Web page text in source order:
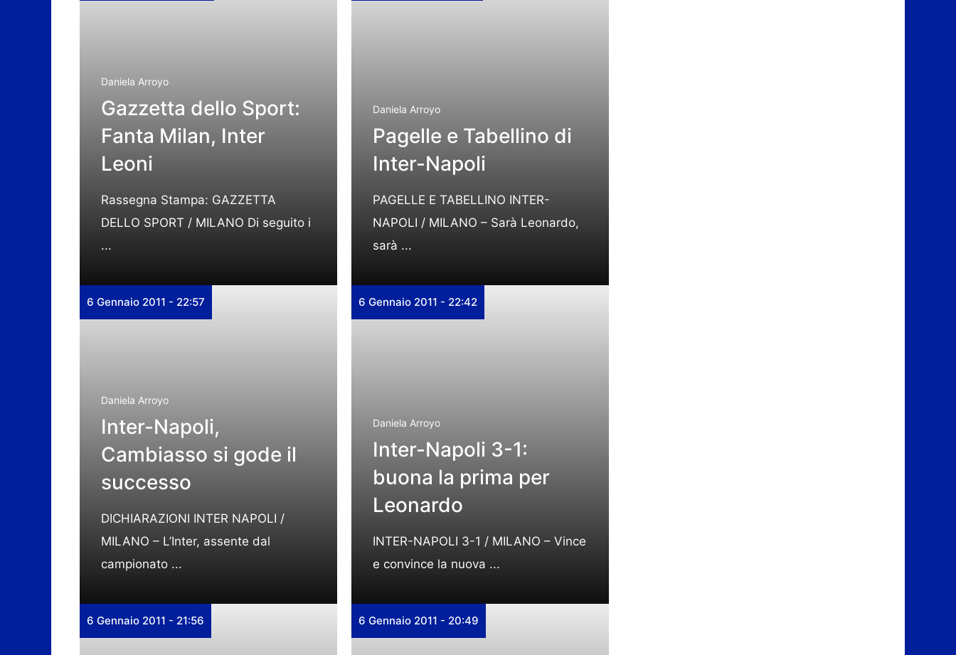
Daniela Arroyo
Gazzetta dello Sport:
Fanta Milan, Inter
Leoni
Rassegna Stampa: GAZZETTA
DELLO SPORT / MILANO Di seguito i
...
Daniela Arroyo
Pagelle e Tabellino di
Inter-Napoli
PAGELLE E TABELLINO INTER-
NAPOLI / MILANO – Sarà Leonardo,
sarà ...
6 Gennaio 2011 - 22:57
Daniela Arroyo
Inter-Napoli,
Cambiasso si gode il
successo
DICHIARAZIONI INTER NAPOLI /
MILANO – L’Inter, assente dal
campionato ...
6 Gennaio 2011 - 22:42
Daniela Arroyo
Inter-Napoli 3-1:
buona la prima per
Leonardo
INTER-NAPOLI 3-1 / MILANO – Vince
e convince la nuova ...
6 Gennaio 2011 - 21:56 6 Gennaio 2011 - 20:49